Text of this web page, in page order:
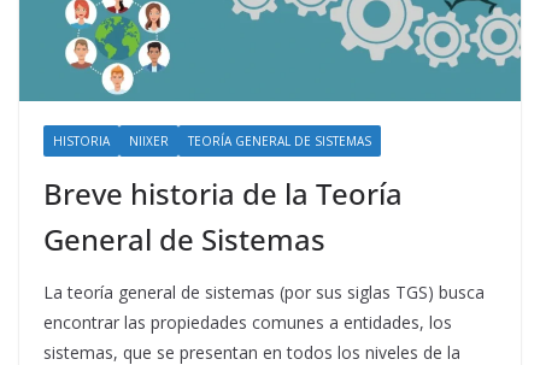
HISTORIA NIIXER TEORÍA GENERAL DE SISTEMAS
Breve historia de la Teoría
General de Sistemas
La teoría general de sistemas (por sus siglas TGS) busca
encontrar las propiedades comunes a entidades, los
sistemas, que se presentan en todos los niveles de la